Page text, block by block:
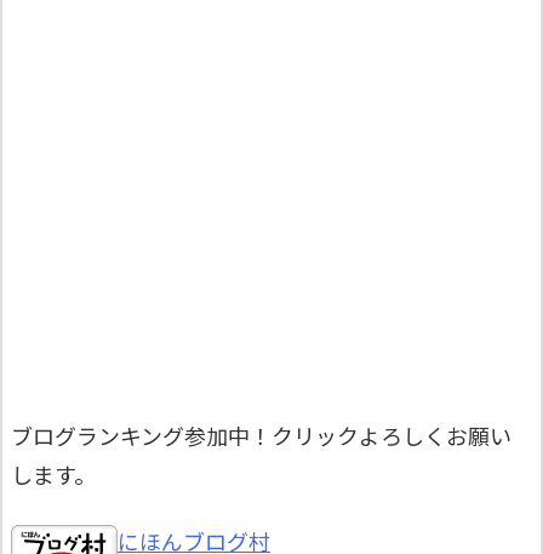
ブログランキング参加中！クリックよろしくお願い
します。
にほんブログ村